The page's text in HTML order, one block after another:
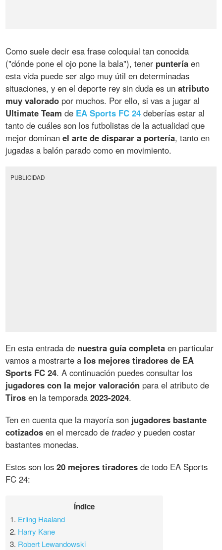
Como suele decir esa frase coloquial tan conocida
("dónde pone el ojo pone la bala"), tener puntería en
esta vida puede ser algo muy útil en determinadas
situaciones, y en el deporte rey sin duda es unatributo
muy valorado por muchos. Por ello, si vas a jugar al
Ultimate Team de EA Sports FC 24 deberías estar al
tanto de cuáles son los futbolistas de la actualidad que
mejor dominanel arte de disparar a portería, tanto en
jugadas a balón parado como en movimiento.
PUBLICIDAD
En esta entrada de nuestra guía completa en particular
vamos a mostrarte a los mejores tiradores de EA
Sports FC 24. A continuación puedes consultar los
jugadores con la mejor valoración para el atributo de
Tiros en la temporada2023-2024.
Ten en cuenta que la mayoría son jugadores bastante
cotizados en el mercado detradeo y pueden costar
bastantes monedas.
Estos son los20 mejores tiradores de todo EA Sports
FC 24:
Índice
1. Erling Haaland
2. Harry Kane
3. Robert Lewandowski